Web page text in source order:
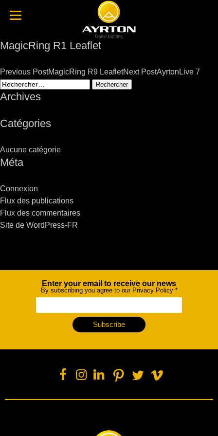
MagicRing R1 Leaflet
Post
navigation
Previous PostMagicRing R9 LeafletNext PostAyrtonLive 7
Rechercher :
Archives
Catégories
Aucune catégorie
Méta
Connexion
Flux des publications
Flux des commentaires
Site de WordPress-FR
NewsletterEnter your email to receive our news
By subscribing you agree to our Privacy Policy *
Subscribe